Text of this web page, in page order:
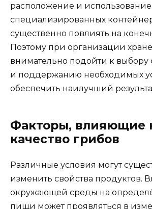
расположение и использование
специализированных
существенно повлиять на
Поэтому при организации
внимательно подойти к выбору
и поддержанию необходимых
обеспечить наилучший
Факторы, влияющие
качество грибов
Различные условия могут
изменить свойства продуктов.
окружающей среды на
пищи может проявляться в